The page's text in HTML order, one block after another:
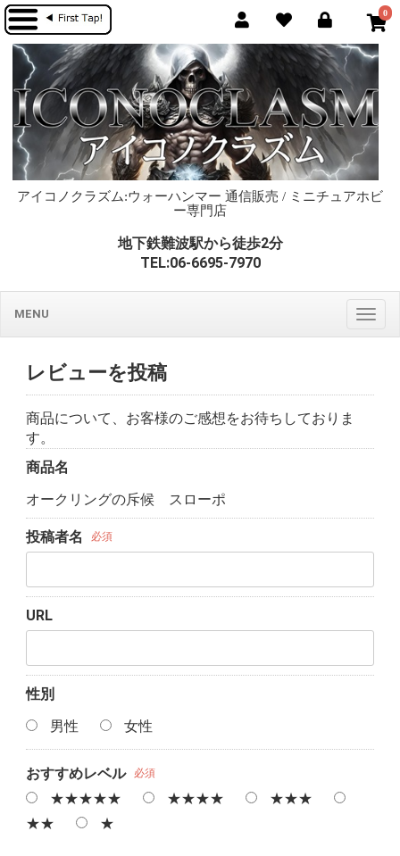
0
アイコノクラズム:ウォーハンマー 通信販売 / ミニチュアホビ
ー専門店
地下鉄難波駅から徒歩2分
TEL:06-6695-7970
MENU
レビューを投稿
商品について、お客様のご感想をお待ちしておりま
す。
商品名
オークリングの斥候 スローポ
投稿者名 必須
URL
性別
男性
女性
おすすめレベル 必須
★★★★★ ★★★★
★★★
★★
★